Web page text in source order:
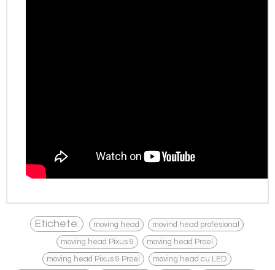
Etichete: moving head , movind head profesional ,
moving head Pixus 9 , moving head Proel ,
moving head Pixus 9 Proel , moving head cu LED ,